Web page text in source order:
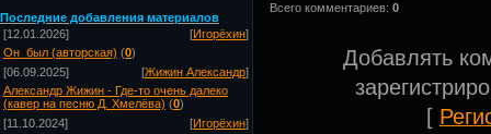
Последние добавления материалов
[12.01.2026]
[Игорёхин]
Он_был (авторская) (0)
[06.09.2025]
[Жижин Александр]
Александр Жижин - Где-то очень далеко
(кавер на песню Д. Хмелёва) (0)
[11.10.2024]
[Игорёхин]
Всего комментариев: 0
Добавлять
[